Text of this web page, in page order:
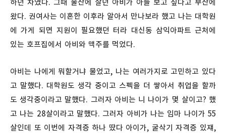
하던 차였다. 그때 울산에 살던 아비가 아들 보고 싶다고 부산에
왔다. 권여사는 이혼한 이후라 알아서 만나보라 했고 나는 대학원
에 가게 되면 지원이 필요했던 터라 대신동 삼익아파트 근처에
있는 호프집에서 아비와 맥주를 먹었다.
아비는 나에게 뭐할거냐 물었고, 나는 여러가지로 고민하고 있다
고 말했다. 대학원도 생각 중이고 스펙을 더 쌓아서 취업을 할까
도 생각중이라고 말했다. 그러자 아비는 니 나이가 몇 살이고? 했
고 나는 28살이라고 말했다. 그러자 아비가 나는 임마 나이가 55
살인데 또 이번에 자격증 하나 땄다 아이가, 굴삭기 자격증 있쟤,